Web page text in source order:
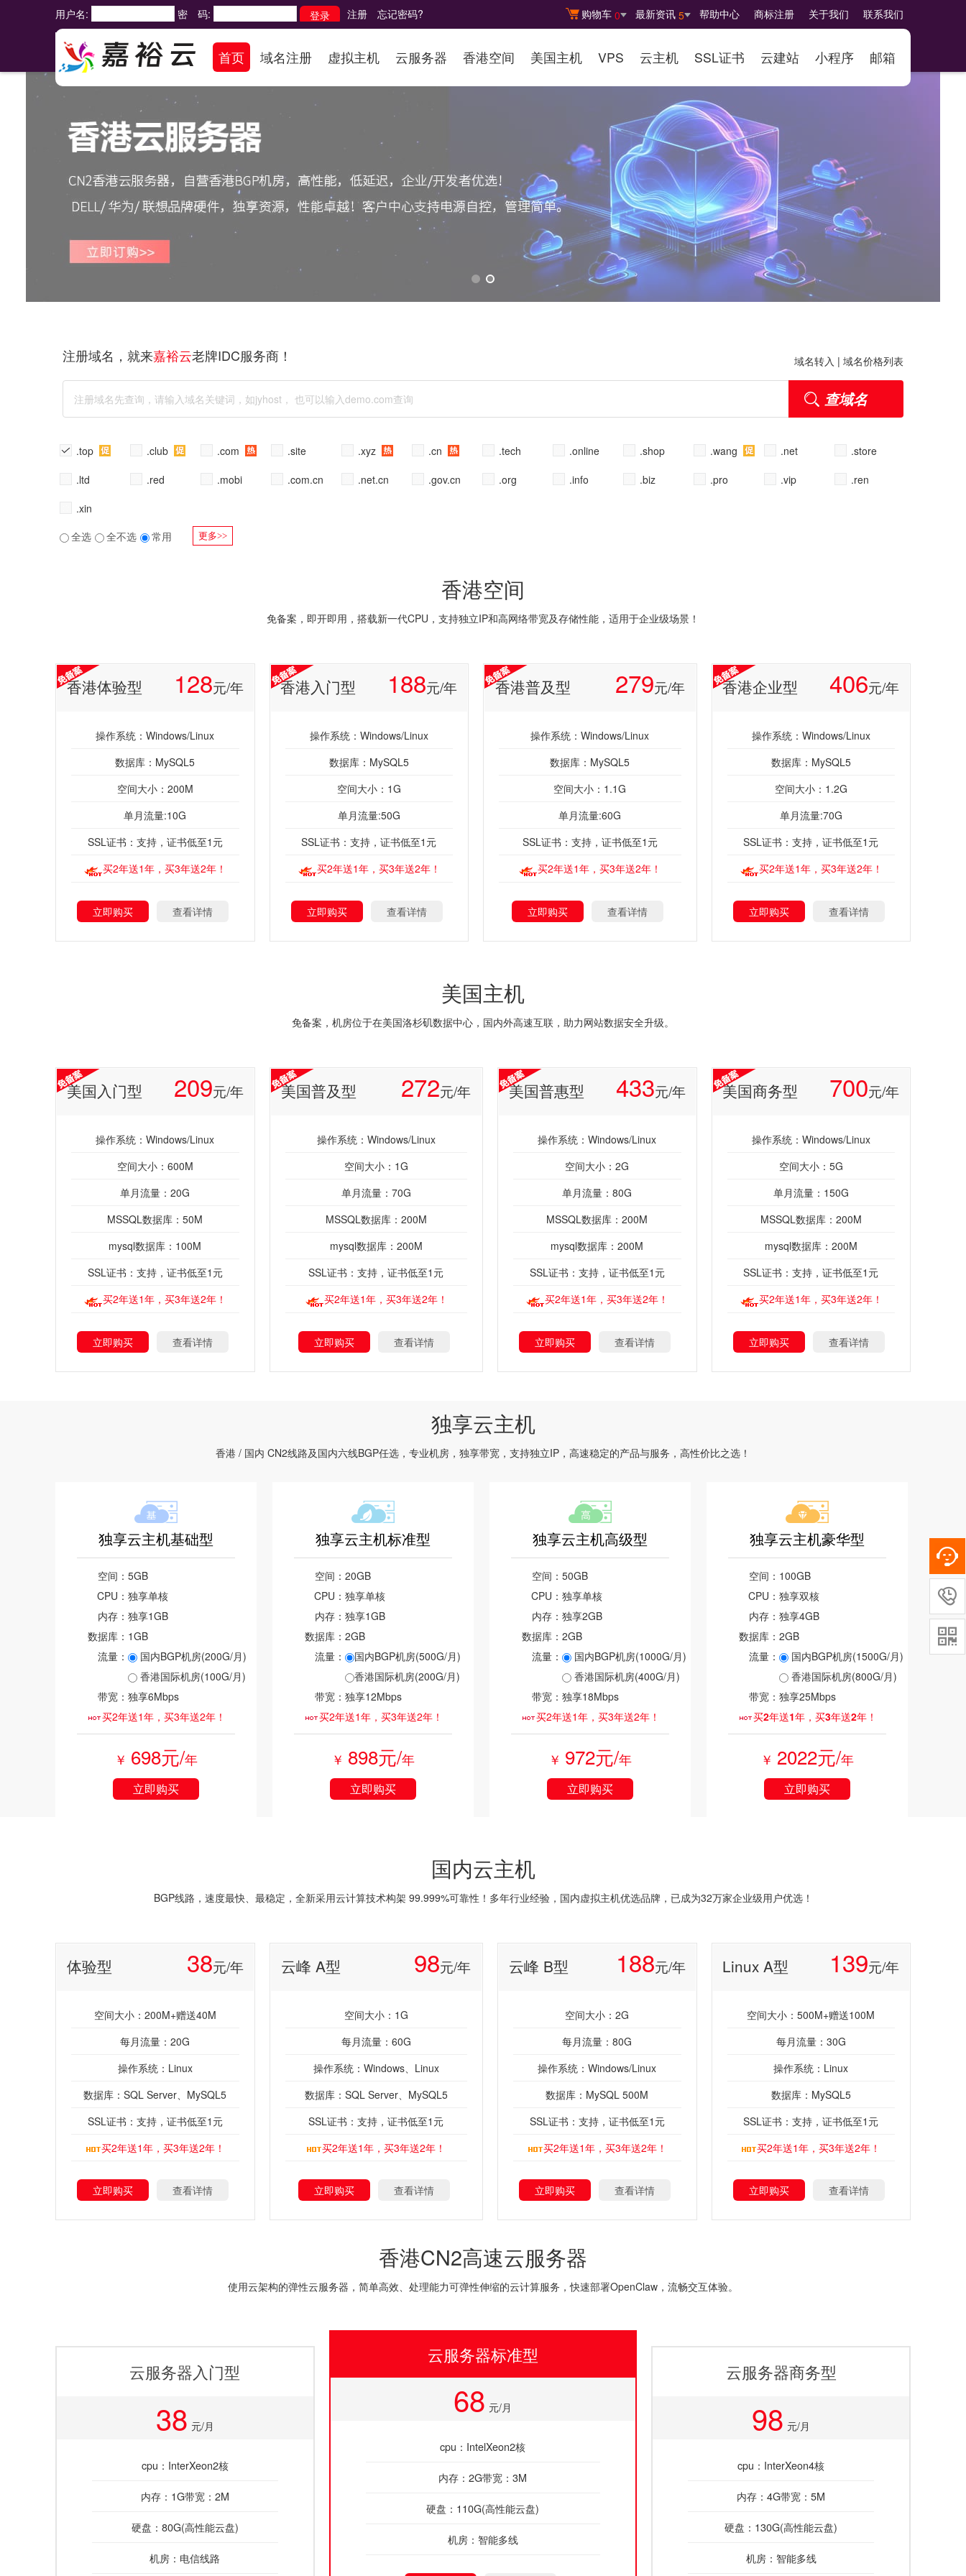
购物车 0 最新资讯 5 帮助中心 商标注册 关于我们 联系我们
用户名: 密 码: 注册 忘记密码?
首页 域名注册 虚拟主机 云服务器 香港空间 美国主机 VPS 云主机 SSL证书 云建站 小程序 邮箱
注册域名，就来嘉裕云老牌IDC服务商！ 域名转入 | 域名价格列表
.top .club .com .site .xyz .cn .tech .online .shop .wang .net
.store
.ltd
.red .mobi .com.cn .net.cn .gov.cn .org .info .biz .pro .vip
.ren
.xin
全选
全不选 常用 更多>>
香港空间
免备案，即开即用，搭载新一代CPU，支持独立IP和高网络带宽及存储性能，适用于企业级场景！
香港体验型 128元/年
操作系统：Windows/Linux
数据库：MySQL5
空间大小：200M
单月流量:10G
SSL证书：支持，证书低至1元
买2年送1年，买3年送2年！
立即购买 查看详情
香港入门型 188元/年
操作系统：Windows/Linux
数据库：MySQL5
空间大小：1G
单月流量:50G
SSL证书：支持，证书低至1元
买2年送1年，买3年送2年！
立即购买 查看详情
香港普及型 279元/年
操作系统：Windows/Linux
数据库：MySQL5
空间大小：1.1G
单月流量:60G
SSL证书：支持，证书低至1元
买2年送1年，买3年送2年！
立即购买 查看详情
香港企业型 406元/年
操作系统：Windows/Linux
数据库：MySQL5
空间大小：1.2G
单月流量:70G
SSL证书：支持，证书低至1元
买2年送1年，买3年送2年！
立即购买 查看详情
美国主机
免备案，机房位于在美国洛杉矶数据中心，国内外高速互联，助力网站数据安全升级。
美国入门型 209元/年
操作系统：Windows/Linux
空间大小：600M
单月流量：20G
MSSQL数据库：50M
mysql数据库：100M
SSL证书：支持，证书低至1元
买2年送1年，买3年送2年！
立即购买 查看详情
美国普及型 272元/年
操作系统：Windows/Linux
空间大小：1G
单月流量：70G
MSSQL数据库：200M
mysql数据库：200M
SSL证书：支持，证书低至1元
买2年送1年，买3年送2年！
立即购买 查看详情
美国普惠型 433元/年
操作系统：Windows/Linux
空间大小：2G
单月流量：80G
MSSQL数据库：200M
mysql数据库：200M
SSL证书：支持，证书低至1元
买2年送1年，买3年送2年！
立即购买 查看详情
美国商务型 700元/年
操作系统：Windows/Linux
空间大小：5G
单月流量：150G
MSSQL数据库：200M
mysql数据库：200M
SSL证书：支持，证书低至1元
买2年送1年，买3年送2年！
立即购买 查看详情
独享云主机
香港 / 国内 CN2线路及国内六线BGP任选，专业机房，独享带宽，支持独立IP，高速稳定的产品与服务，高性价比之选！
独享云主机基础型
空间： 5GB
CPU： 独享单核
内存： 独享1GB
数据库： 1GB
流量：
国内BGP机房(200G/月)
香港国际机房(100G/月)
带宽： 独享6Mbps
买2年送1年，买3年送2年！
￥ 698元/年
立即购买
独享云主机标准型
空间： 20GB
CPU： 独享单核
内存： 独享1GB
数据库： 2GB
流量：
国内BGP机房(500G/月)
香港国际机房(200G/月)
带宽： 独享12Mbps
买2年送1年，买3年送2年！
￥ 898元/年
立即购买
独享云主机高级型
空间： 50GB
CPU： 独享单核
内存： 独享2GB
数据库： 2GB
流量：
国内BGP机房(1000G/月)
香港国际机房(400G/月)
带宽： 独享18Mbps
买2年送1年，买3年送2年！
￥ 972元/年
立即购买
独享云主机豪华型
空间： 100GB
CPU： 独享双核
内存： 独享4GB
数据库： 2GB
流量：
国内BGP机房(1500G/月)
香港国际机房(800G/月)
带宽： 独享25Mbps
买2年送1年，买3年送2年！
￥ 2022元/年
立即购买
国内云主机
BGP线路，速度最快、最稳定，全新采用云计算技术构架 99.999%可靠性！多年行业经验，国内虚拟主机优选品牌，已成为32万家企业级用户优选！
体验型 38元/年
空间大小：200M+赠送40M
每月流量：20G
操作系统：Linux
数据库：SQL Server、MySQL5
SSL证书：支持，证书低至1元
买2年送1年，买3年送2年！
立即购买 查看详情
云峰 A型 98元/年
空间大小：1G
每月流量：60G
操作系统：Windows、Linux
数据库：SQL Server、MySQL5
SSL证书：支持，证书低至1元
买2年送1年，买3年送2年！
立即购买 查看详情
云峰 B型 188元/年
空间大小：2G
每月流量：80G
操作系统：Windows/Linux
数据库：MySQL 500M
SSL证书：支持，证书低至1元
买2年送1年，买3年送2年！
立即购买 查看详情
Linux A型 139元/年
空间大小：500M+赠送100M
每月流量：30G
操作系统：Linux
数据库：MySQL5
SSL证书：支持，证书低至1元
买2年送1年，买3年送2年！
立即购买 查看详情
香港CN2高速云服务器
使用云架构的弹性云服务器，简单高效、处理能力可弹性伸缩的云计算服务，快速部署OpenClaw，流畅交互体验。
云服务器入门型
38 元/月
cpu：InterXeon2核
内存：1G带宽：2M
硬盘：80G(高性能云盘)
机房：电信线路
云服务器标准型
68 元/月
cpu：IntelXeon2核
内存：2G带宽：3M
硬盘：110G(高性能云盘)
机房：智能多线
云服务器商务型
98 元/月
cpu：InterXeon4核
内存：4G带宽：5M
硬盘：130G(高性能云盘)
机房：智能多线

